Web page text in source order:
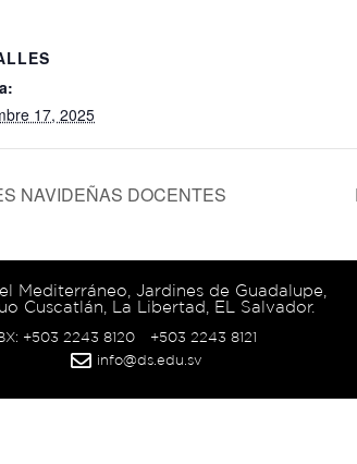
17, 2025
NAVIDEÑAS DOCENTES
Mediterráneo, Jardines de Guadalupe,
Cuscatlán, La Libertad, EL Salvador.
+503 2243 8120
+503 2243 8121
info@ds.edu.sv